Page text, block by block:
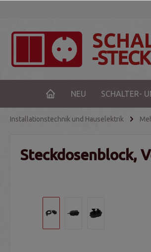
NEU SCHALTER-
Installationstechnik und Hauselektrik
Steckdosenblock,